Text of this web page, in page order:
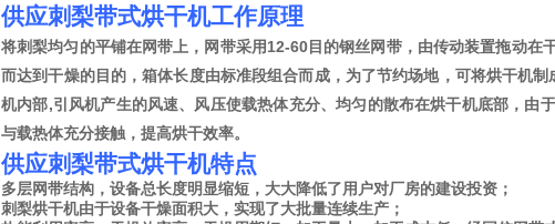
供应刺梨带式烘干机工作原理
将刺梨均匀的平铺在网带上，网带采用12-60目的钢丝网带，由传动装置拖动在
而达到干燥的目的，箱体长度由标准段组合而成，为了节约场地，可将烘干机
机内部,引风机产生的风速、风压使载热体充分、均匀的散布在烘干机底部，由
与载热体充分接触，提高烘干效率。
供应刺梨带式烘干机特点
多层网带结构，设备总长度明显缩短，大大降低了用户对厂房的建设投资；
刺梨烘干机由于设备干燥面积大，实现了大批量连续生产；